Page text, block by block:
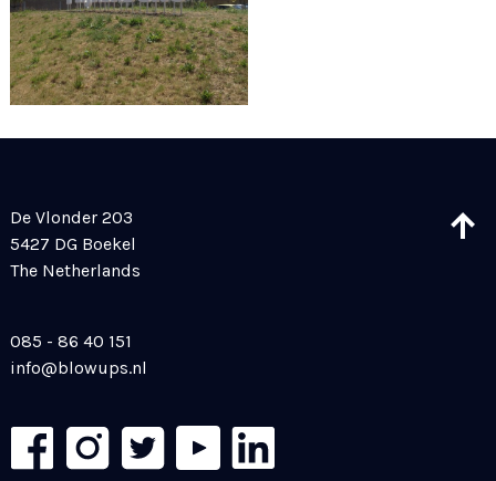
De Vlonder 203
5427 DG Boekel
The Netherlands
085 - 86 40 151
info@blowups.nl